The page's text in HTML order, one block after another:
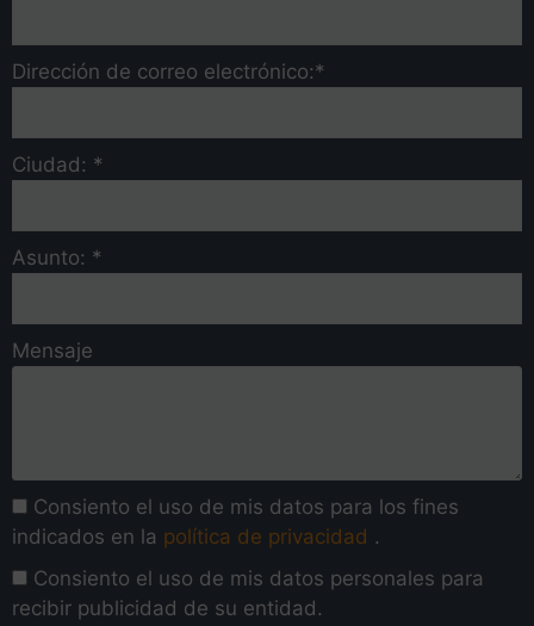
Dirección de correo electrónico:*
Ciudad: *
Asunto: *
Mensaje
Consiento el uso de mis datos para los fines
indicados en la política de privacidad .
Consiento el uso de mis datos personales para
recibir publicidad de su entidad.